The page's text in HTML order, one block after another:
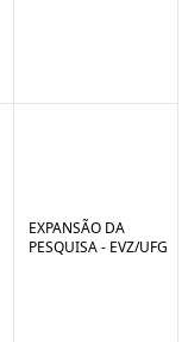
EXPANSÃO DA
PESQUISA - EVZ/UFG